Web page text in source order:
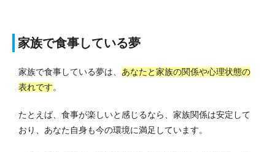
家族で食事している夢
家族で食事している夢は、 あなたと家族の関係や心理状態の
表れです。
たとえば、食事が楽しいと感じるなら、家族関係は安定して
おり、あなた自身も今の環境に満足しています。